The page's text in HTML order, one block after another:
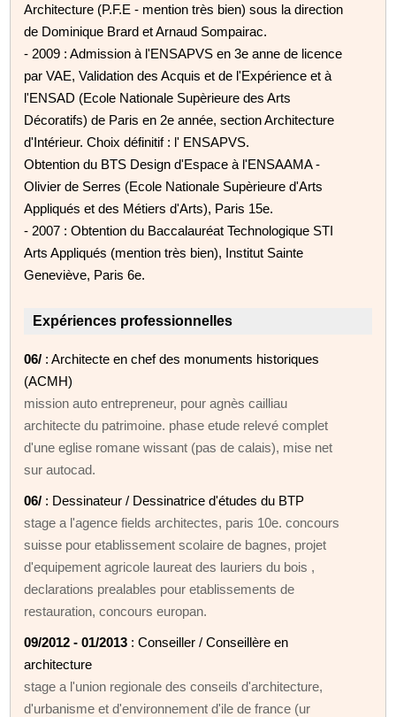
Architecture (P.F.E - mention très bien) sous la direction
de Dominique Brard et Arnaud Sompairac.
- 2009 : Admission à l'ENSAPVS en 3e anne de licence
par VAE, Validation des Acquis et de l'Expérience et à
l'ENSAD (Ecole Nationale Supèrieure des Arts
Décoratifs) de Paris en 2e année, section Architecture
d'Intérieur. Choix définitif : l' ENSAPVS.
Obtention du BTS Design d'Espace à l'ENSAAMA -
Olivier de Serres (Ecole Nationale Supèrieure d'Arts
Appliqués et des Métiers d'Arts), Paris 15e.
- 2007 : Obtention du Baccalauréat Technologique STI
Arts Appliqués (mention très bien), Institut Sainte
Geneviève, Paris 6e.
Expériences professionnelles
06/ : Architecte en chef des monuments historiques
(ACMH)
mission auto entrepreneur, pour agnès cailliau
architecte du patrimoine. phase etude relevé complet
d'une eglise romane wissant (pas de calais), mise net
sur autocad.
06/ : Dessinateur / Dessinatrice d'études du BTP
stage a l'agence fields architectes, paris 10e. concours
suisse pour etablissement scolaire de bagnes, projet
d'equipement agricole laureat des lauriers du bois ,
declarations prealables pour etablissements de
restauration, concours europan.
09/2012 - 01/2013 : Conseiller / Conseillère en
architecture
stage a l'union regionale des conseils d'architecture,
d'urbanisme et d'environnement d'ile de france (ur